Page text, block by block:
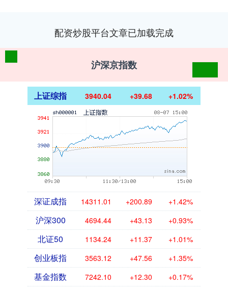
配资炒股平台文章已加载完成
沪深京指数
上证综指 3940.04 +39.68 +1.02%
深证成指 14311.01 +200.89 +1.42%
沪深300 4694.44 +43.13 +0.93%
北证50 1134.24 +11.37 +1.01%
创业板指 3563.12 +47.56 +1.35%
基金指数 7242.10 +12.30 +0.17%